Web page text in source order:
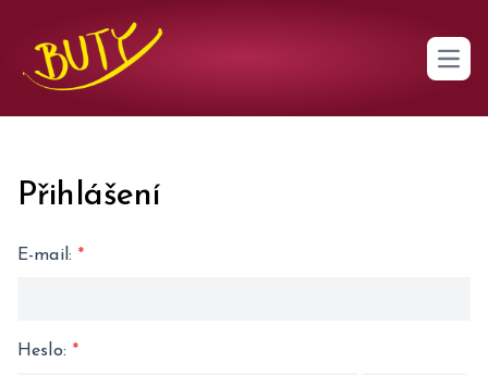
Open
Přihlášení
E-mail : *
Heslo: *